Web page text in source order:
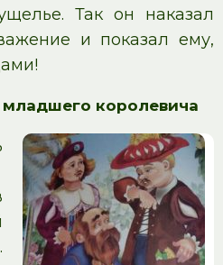
Так он наказал
и показал ему,
младшего королевича